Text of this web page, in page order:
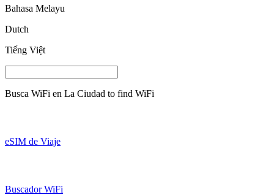
Bahasa Melayu
Dutch
Tiếng Việt
Busca WiFi en La Ciudad to find WiFi
eSIM de Viaje
Buscador WiFi